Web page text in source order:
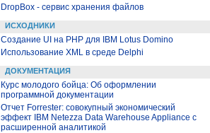
DropBox - сервис хранения файлов
ИСХОДНИКИ
Создание UI на PHP для IBM Lotus Domino
Использование XML в среде Delphi
ДОКУМЕНТАЦИЯ
Курс молодого бойца: Об оформлении
программной документации
Отчет Forrester: совокупный экономический
эффект IBM Netezza Data Warehouse Appliance с
расширенной аналитикой